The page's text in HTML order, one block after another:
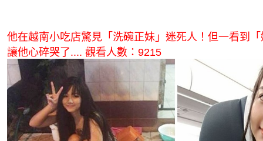
他在越南小吃店驚見「洗碗正妹」迷死人！但一看到
讓他心碎哭了.... 觀看人數：9215